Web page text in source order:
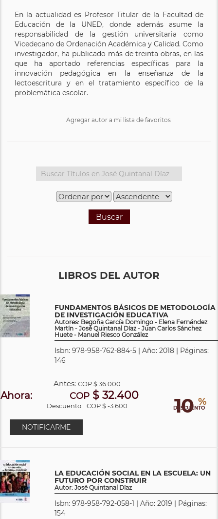
En la actualidad es Profesor Titular de la Facultad de
Educación de la UNED, donde además asume la
responsabilidad de la gestión universitaria como
Vicedecano de Ordenación Académica y Calidad. Como
investigador, ha publicado más de treinta obras, en las
que ha aportado referencias específicas para la
innovación pedagógica en la enseñanza de la
lectoescritura y en el tratamiento específico de la
problemática escolar.
Agregar autor a mi lista de favoritos
Buscar
LIBROS DEL AUTOR
FUNDAMENTOS BÁSICOS DE METODOLOGÍA
DE INVESTIGACIÓN EDUCATIVA
Autores: Begoña García Domingo - Elena Fernández
Martín - José Quintanal Díaz - Juan Carlos Sánchez
Huete - Manuel Riesco González
Isbn: 978-958-762-884-5 | Año: 2018 | Páginas:
146
10 %
DESCUENTO
Antes:COP$ 36.000
Ahora: COP $ 32.400
Descuento: COP $ -3.600
NOTIFICARME
LA EDUCACIÓN SOCIAL EN LA ESCUELA: UN
FUTURO POR CONSTRUIR
Autor: José Quintanal Díaz
Isbn: 978-958-792-058-1 | Año: 2019 | Páginas:
154